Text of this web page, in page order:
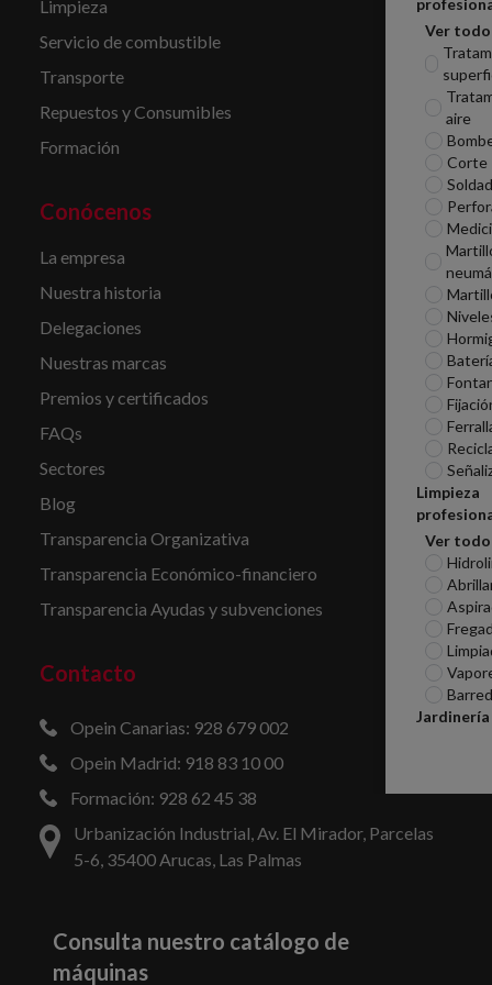
Ver todo
aire
Corte
Limpieza
Ver todo
Jardinería
Limpieza
Servicio de combustible
Transporte
Repuestos y Consumibles
Formación
Conócenos
La empresa
Nuestra historia
Delegaciones
Nuestras marcas
Premios y certificados
FAQs
Sectores
Blog
Transparencia Organizativa
Transparencia Económico-financiero
Transparencia Ayudas y subvenciones
Contacto
Opein Canarias: 928 679 002
Opein Madrid: 918 83 10 00
Formación: 928 62 45 38
Urbanización Industrial, Av. El Mirador, Parcelas
5-6, 35400 Arucas, Las Palmas
Consulta nuestro catálogo de
máquinas